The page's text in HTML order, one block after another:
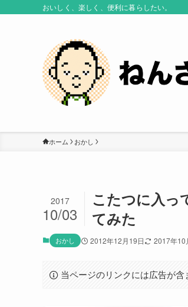
おいしく、楽しく、便利に暮らしたい。
ホーム おかし
こたつに入っ
てみた
2017
10/03
おかし 2012年12月19日 2017年10
当ページのリンクには広告が含